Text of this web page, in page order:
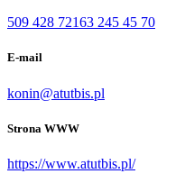
509 428 72163 245 45 70
E-mail
konin@atutbis.pl
Strona WWW
https://www.atutbis.pl/